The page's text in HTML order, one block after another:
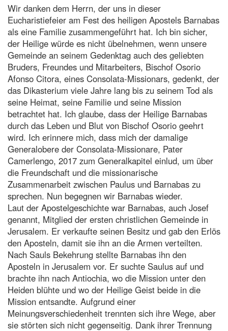
Wir danken dem Herrn, der uns in dieser
Eucharistiefeier am Fest des heiligen Apostels Barnabas
als eine Familie zusammengeführt hat. Ich bin sicher,
der Heilige würde es nicht übelnehmen, wenn unsere
Gemeinde an seinem Gedenktag auch des geliebten
Bruders, Freundes und Mitarbeiters, Bischof Osorio
Afonso Citora, eines Consolata-Missionars, gedenkt, der
das Dikasterium viele Jahre lang bis zu seinem Tod als
seine Heimat, seine Familie und seine Mission
betrachtet hat. Ich glaube, dass der Heilige Barnabas
durch das Leben und Blut von Bischof Osorio geehrt
wird. Ich erinnere mich, dass mich der damalige
Generalobere der Consolata-Missionare, Pater
Camerlengo, 2017 zum Generalkapitel einlud, um über
die Freundschaft und die missionarische
Zusammenarbeit zwischen Paulus und Barnabas zu
sprechen. Nun begegnen wir Barnabas wieder.
Laut der Apostelgeschichte war Barnabas, auch Josef
genannt, Mitglied der ersten christlichen Gemeinde in
Jerusalem. Er verkaufte seinen Besitz und gab den Erlös
den Aposteln, damit sie ihn an die Armen verteilten.
Nach Sauls Bekehrung stellte Barnabas ihn den
Aposteln in Jerusalem vor. Er suchte Saulus auf und
brachte ihn nach Antiochia, wo die Mission unter den
Heiden blühte und wo der Heilige Geist beide in die
Mission entsandte. Aufgrund einer
Meinungsverschiedenheit trennten sich ihre Wege, aber
sie störten sich nicht gegenseitig. Dank ihrer Trennung